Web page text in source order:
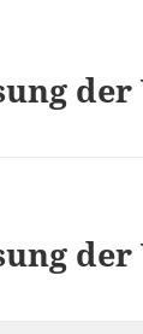
der
der